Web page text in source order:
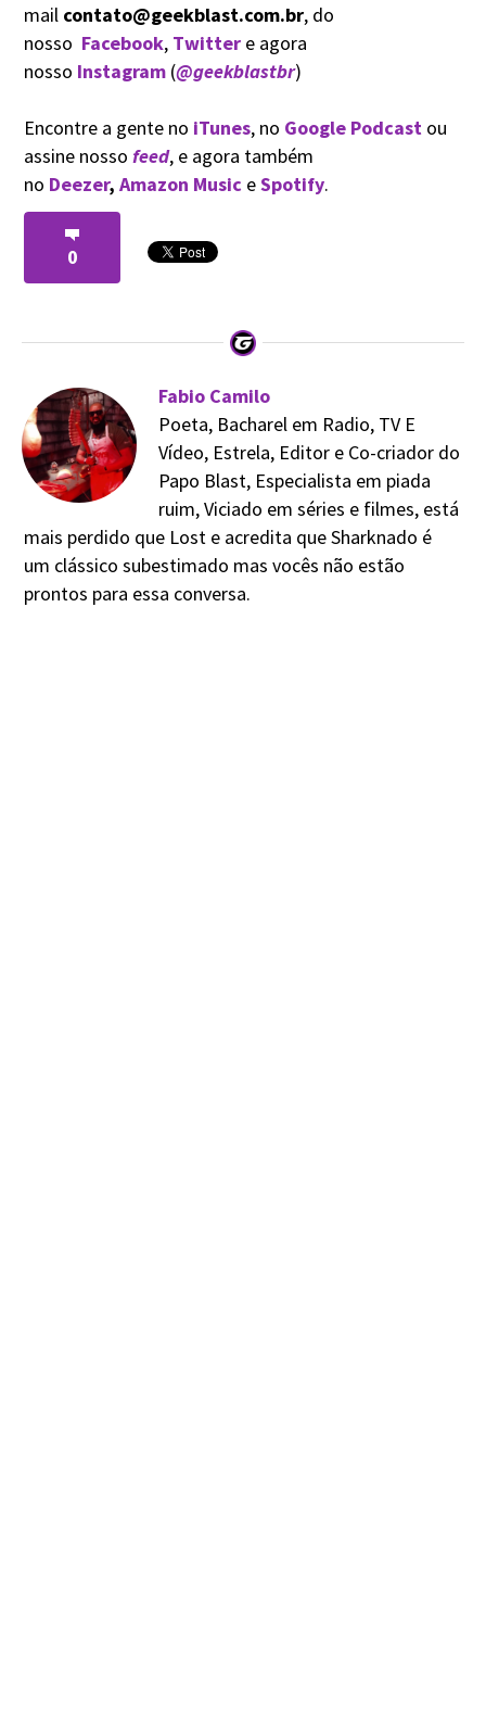
mail contato@geekblast.com.br, do
nosso Facebook, Twitter e agora
nosso Instagram (@geekblastbr)
Encontre a gente no iTunes, no Google Podcast ou
assine nosso feed, e agora também
no Deezer,Amazon Music eSpotify.
0
Fabio Camilo
Poeta, Bacharel em Radio, TV E
Vídeo, Estrela, Editor e Co-criador do
Papo Blast, Especialista em piada
ruim, Viciado em séries e filmes, está
mais perdido que Lost e acredita que Sharknado é
um clássico subestimado mas vocês não estão
prontos para essa conversa.